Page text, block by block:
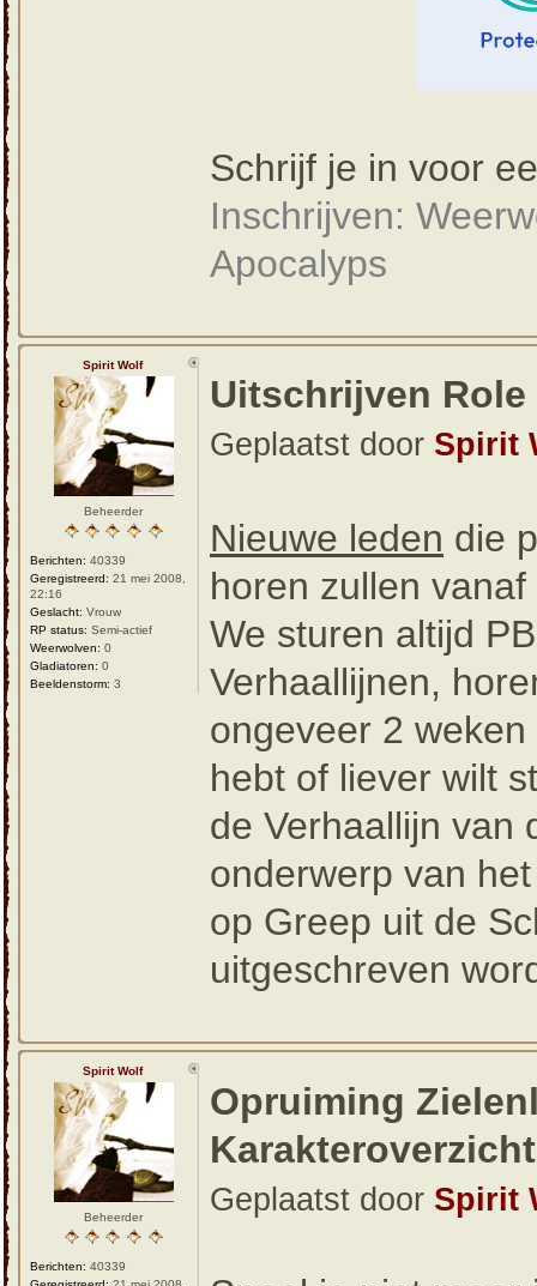
Schrijf je in voor
Inschrijven:
Apocalyps
Spirit Wolf
Beheerder
Berichten: 40339
Geregistreerd: 21 mei 2008,
22:16
Geslacht: Vrouw
RP status: Semi-actief
Weerwolven: 0
Gladiatoren: 0
Beeldenstorm: 3
Uitschrijven Role
Geplaatst door Spirit
Nieuwe leden die
horen zullen
We sturen altijd
Verhaallijnen,
ongeveer 2
hebt of liever wilt
de Verhaallijn van
onderwerp van
op Greep uit de
uitgeschreven
Spirit Wolf
Beheerder
Berichten: 40339
Opruiming
Karakteroverzicht
Geplaatst door Spirit